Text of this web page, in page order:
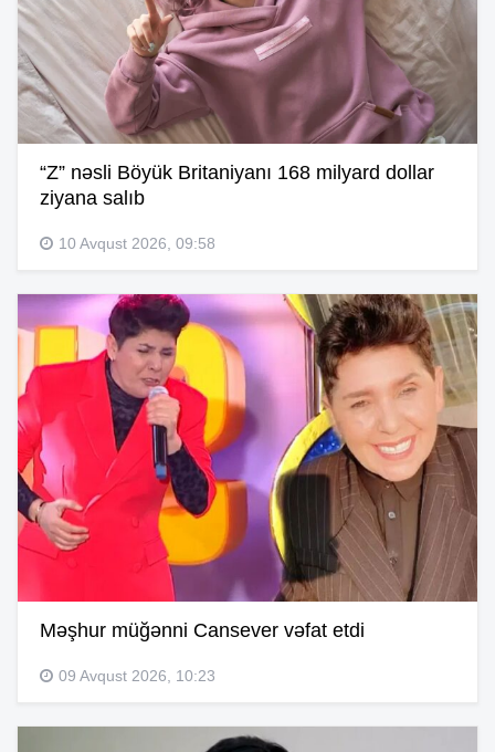
“Z” nəsli Böyük Britaniyanı 168 milyard dollar
ziyana salıb
10 Avqust 2026, 09:58
Məşhur müğənni Cansever vəfat etdi
09 Avqust 2026, 10:23